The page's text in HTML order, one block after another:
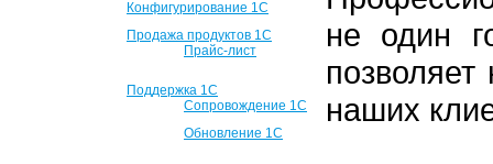
Конфигурирование 1С
Продажа продуктов 1С
Прайс-лист
Поддержка 1С
Сопровождение 1С
Обновление 1С
не один
наших